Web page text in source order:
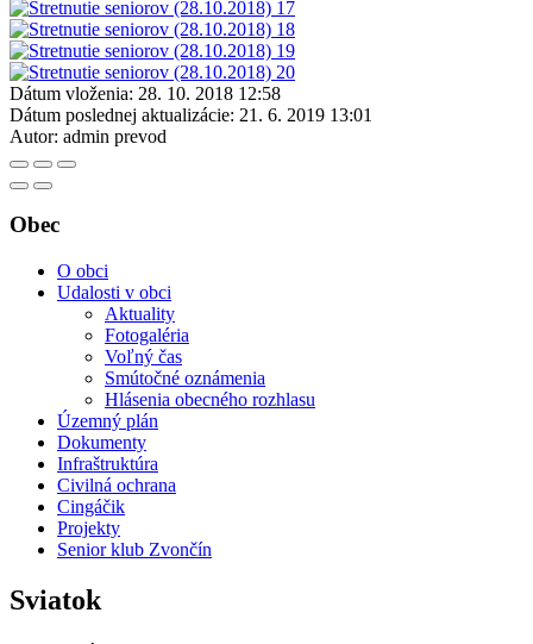
Dátum vloženia: 28. 10. 2018 12:58
Dátum poslednej aktualizácie: 21. 6. 2019 13:01
Autor: admin prevod
Obec
O obci
Udalosti v obci
Aktuality
Fotogaléria
Voľný čas
Smútočné oznámenia
Hlásenia obecného rozhlasu
Územný plán
Dokumenty
Infraštruktúra
Civilná ochrana
Cingáčik
Projekty
Senior klub Zvončín
Sviatok